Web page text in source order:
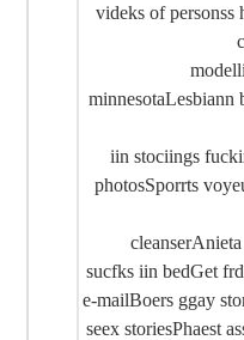
videks of personss
minnesotaLesbiann
iin stociings
photosSporrts
sucfks iin bedGet
e-mailBoers ggay
seex storiesPhaest